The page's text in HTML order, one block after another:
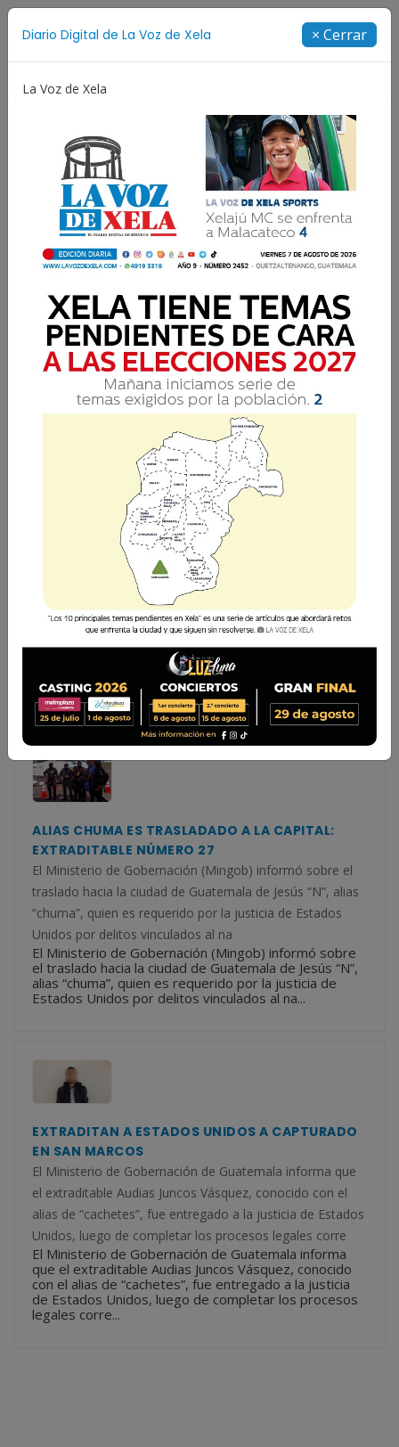
Diario Digital de La Voz de Xela × Cerrar
La Voz de Xela
Resultados para: Extraditables 2026
EXTRADITABLE CAPTURADO EN XELA ES
ENTREGADO A ESTADOS UNIDOS
El Ministerio de Gobernación de Guatemala informa
sobre la entrega de Víctor Manuel Pérez Mazariegos,
alias “hollywood”, a autoridades federales de Estados
Unidos, en el marco del proceso de extradición que se
El Ministerio de Gobernación de Guatemala informa
sobre la entrega de Víctor Manuel Pérez Mazariegos,
alias “hollywood”, a autoridades federales de Estados
Unidos, en el marco del proceso de extradición que se
ALIAS CHUMA ES TRASLADADO A LA CAPITAL:
EXTRADITABLE NÚMERO 27
El Ministerio de Gobernación (Mingob) informó sobre el
traslado hacia la ciudad de Guatemala de Jesús “N”, alias
“chuma”, quien es requerido por la justicia de Estados
Unidos por delitos vinculados al na
El Ministerio de Gobernación (Mingob) informó sobre
el traslado hacia la ciudad de Guatemala de Jesús “N”,
alias “chuma”, quien es requerido por la justicia de
Estados Unidos por delitos vinculados al na...
EXTRADITAN A ESTADOS UNIDOS A CAPTURADO
EN SAN MARCOS
El Ministerio de Gobernación de Guatemala informa que
el extraditable Audias Juncos Vásquez, conocido con el
alias de “cachetes”, fue entregado a la justicia de Estados
Unidos, luego de completar los procesos legales corre
El Ministerio de Gobernación de Guatemala informa
que el extraditable Audias Juncos Vásquez, conocido
con el alias de “cachetes”, fue entregado a la justicia
de Estados Unidos, luego de completar los procesos
legales corre...